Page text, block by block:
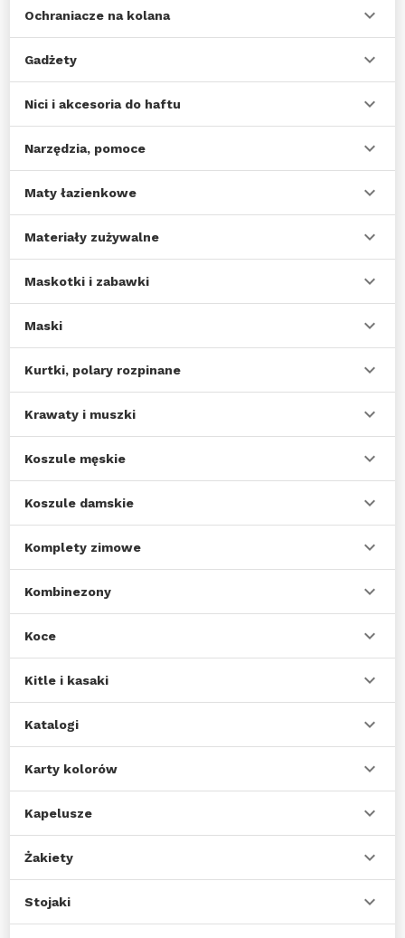
Ochraniacze na kolana
Gadżety
Nici i akcesoria do haftu
Narzędzia, pomoce
Maty łazienkowe
Materiały zużywalne
Maskotki i zabawki
Maski
Kurtki, polary rozpinane
Krawaty i muszki
Koszule męskie
Koszule damskie
Komplety zimowe
Kombinezony
Koce
Kitle i kasaki
Katalogi
Karty kolorów
Kapelusze
Żakiety
Stojaki